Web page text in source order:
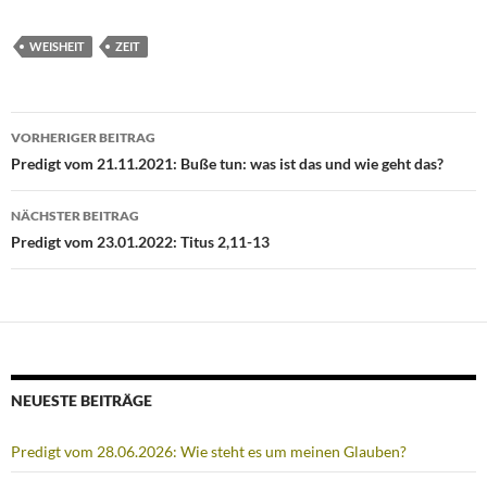
WEISHEIT ZEIT
Beitragsnavigation
VORHERIGER BEITRAG
Predigt vom 21.11.2021: Buße tun: was ist das und wie geht das?
NÄCHSTER BEITRAG
Predigt vom 23.01.2022: Titus 2,11-13
NEUESTE BEITRÄGE
Predigt vom 28.06.2026: Wie steht es um meinen Glauben?